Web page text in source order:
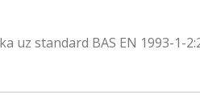
standard BAS EN 1993-1-